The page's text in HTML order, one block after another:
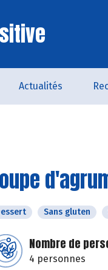
Actualités
Sans gluten
Nombre de
4 personnes